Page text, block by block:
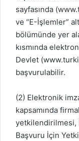
sayfasında
ve “E-İşlemler”
bölümünde yer
kısmında
Devlet
başvurulabilir.
(2) Elektronik
kapsamında
yetkilendirilmesi,
Başvuru İçin